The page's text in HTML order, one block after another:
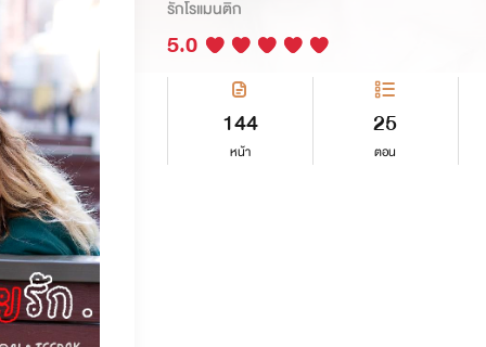
รักโรแมนติก
5.0
144
หน้า
25
ตอน